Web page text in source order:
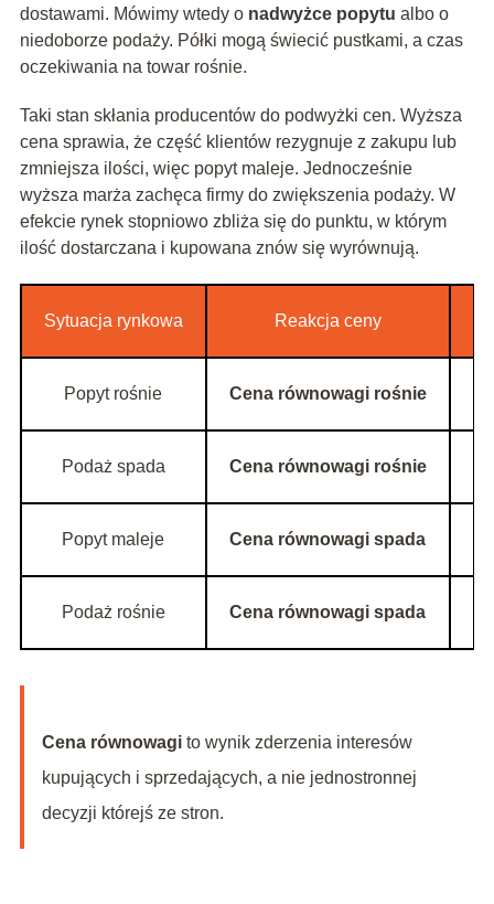
dostawami. Mówimy wtedy o nadwyżce popytu albo o
niedoborze podaży. Półki mogą świecić pustkami, a czas
oczekiwania na towar rośnie.
Taki stan skłania producentów do podwyżki cen. Wyższa
cena sprawia, że część klientów rezygnuje z zakupu lub
zmniejsza ilości, więc popyt maleje. Jednocześnie
wyższa marża zachęca firmy do zwiększenia podaży. W
efekcie rynek stopniowo zbliża się do punktu, w którym
ilość dostarczana i kupowana znów się wyrównują.
Sytuacja rynkowa Reakcja ceny
Popyt rośnie Cena równowagi rośnie
Podaż spada Cena równowagi rośnie
Popyt maleje Cena równowagi spada
Podaż rośnie Cena równowagi spada
Cena równowagito wynik zderzenia interesów
kupujących i sprzedających, a nie jednostronnej
decyzji którejś ze stron.